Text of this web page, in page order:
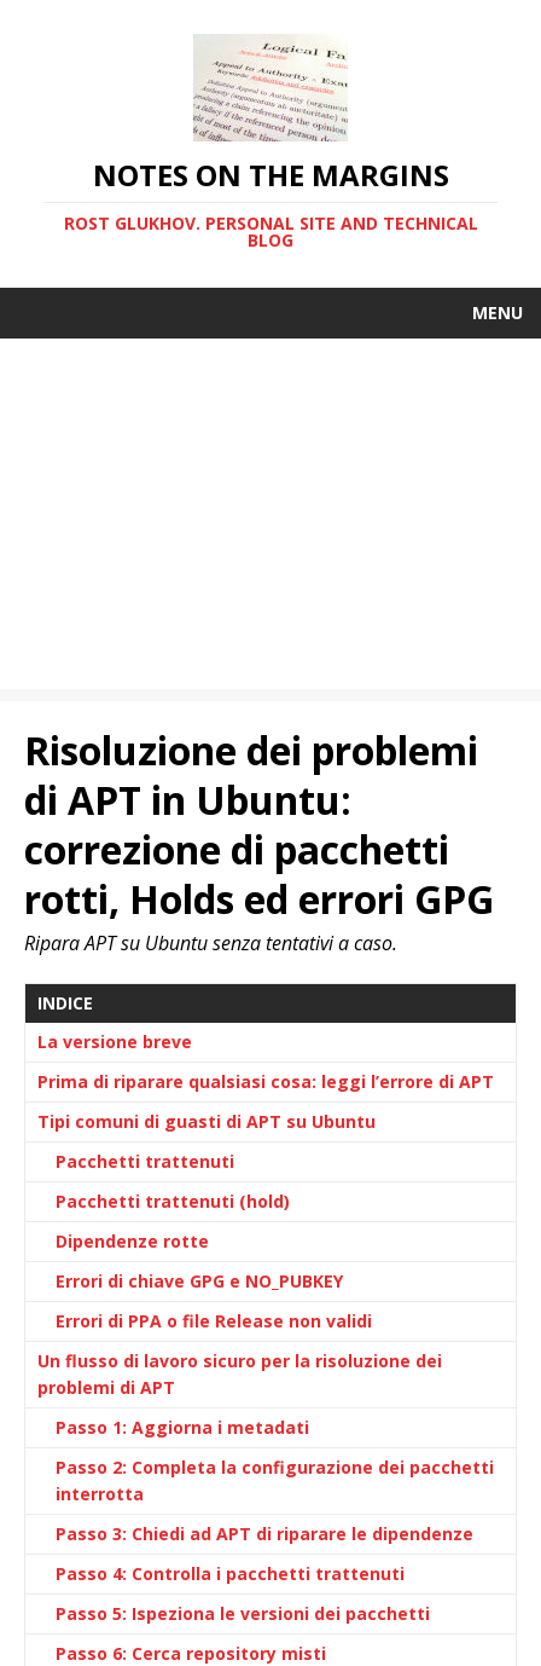
NOTES ON THE MARGINS
ROST GLUKHOV. PERSONAL SITE AND TECHNICAL
BLOG
MENU
Risoluzione dei problemi
di APT in Ubuntu:
correzione di pacchetti
rotti, Holds ed errori GPG
Ripara APT su Ubuntu senza tentativi a caso.
INDICE
La versione breve
Prima di riparare qualsiasi cosa: leggi l’errore di APT
Tipi comuni di guasti di APT su Ubuntu
Pacchetti trattenuti
Pacchetti trattenuti (hold)
Dipendenze rotte
Errori di chiave GPG e NO_PUBKEY
Errori di PPA o file Release non validi
Un flusso di lavoro sicuro per la risoluzione dei
problemi di APT
Passo 1: Aggiorna i metadati
Passo 2: Completa la configurazione dei pacchetti
interrotta
Passo 3: Chiedi ad APT di riparare le dipendenze
Passo 4: Controlla i pacchetti trattenuti
Passo 5: Ispeziona le versioni dei pacchetti
Passo 6: Cerca repository misti